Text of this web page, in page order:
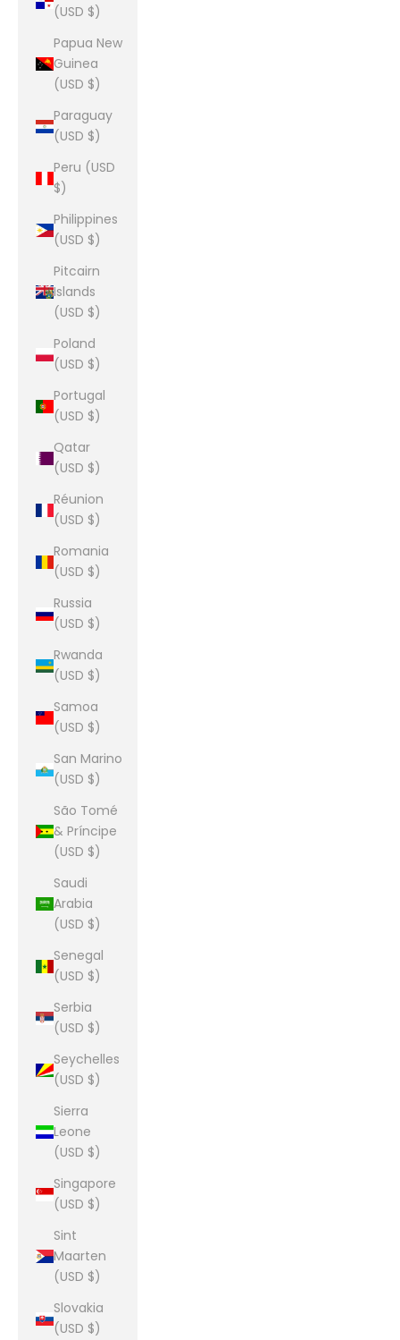
(USD $)
Papua New
Guinea
(USD $)
Paraguay
(USD $)
Peru (USD
$)
Philippines
(USD $)
Pitcairn
Islands
(USD $)
Poland
(USD $)
Portugal
(USD $)
Qatar
(USD $)
Réunion
(USD $)
Romania
(USD $)
Russia
(USD $)
Rwanda
(USD $)
Samoa
(USD $)
San Marino
(USD $)
São Tomé
& Príncipe
(USD $)
Saudi
Arabia
(USD $)
Senegal
(USD $)
Serbia
(USD $)
Seychelles
(USD $)
Sierra
Leone
(USD $)
Singapore
(USD $)
Sint
Maarten
(USD $)
Slovakia
(USD $)